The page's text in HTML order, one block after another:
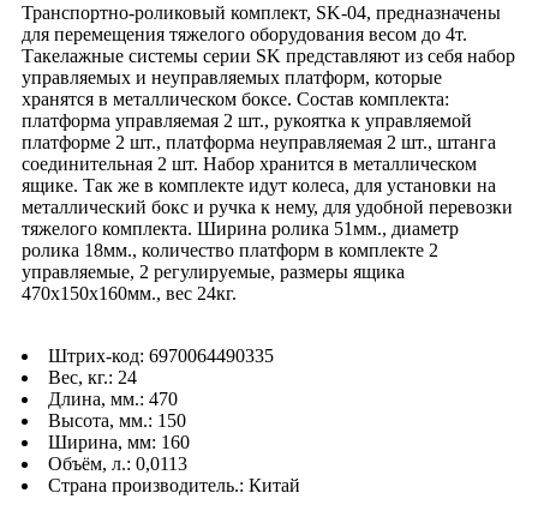
Транспортно-роликовый комплект, SK-04, предназначены
для перемещения тяжелого оборудования весом до 4т.
Такелажные системы серии SK представляют из себя набор
управляемых и неуправляемых платформ, которые
хранятся в металлическом боксе. Состав комплекта:
платформа управляемая 2 шт., рукоятка к управляемой
платформе 2 шт., платформа неуправляемая 2 шт., штанга
соединительная 2 шт. Набор хранится в металлическом
ящике. Так же в комплекте идут колеса, для установки на
металлический бокс и ручка к нему, для удобной перевозки
тяжелого комплекта. Ширина ролика 51мм., диаметр
ролика 18мм., количество платформ в комплекте 2
управляемые, 2 регулируемые, размеры ящика
470х150х160мм., вес 24кг.
Штрих-код: 6970064490335
Вес, кг.: 24
Длина, мм.: 470
Высота, мм.: 150
Ширина, мм: 160
Объём, л.: 0,0113
Страна производитель.: Китай